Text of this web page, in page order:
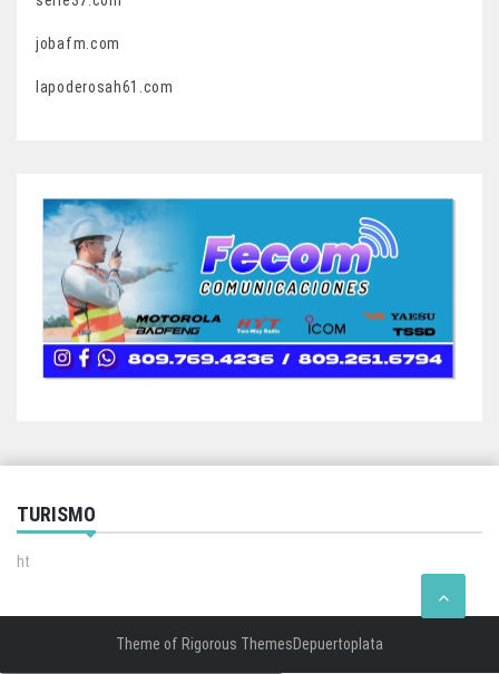
jobafm.com
lapoderosah61.com
TURISMO
ht
Theme of Rigorous ThemesDepuertoplata